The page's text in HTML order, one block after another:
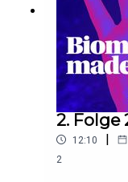
2. Folge
12:10 |
2